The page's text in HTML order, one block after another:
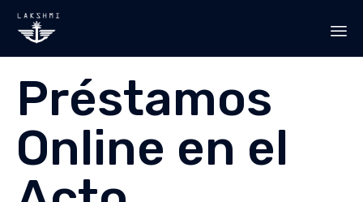
Préstamos
Online en el